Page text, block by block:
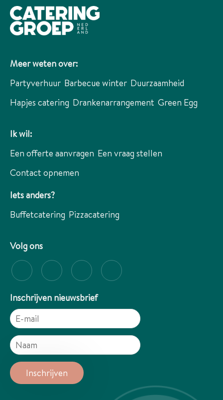
Meer weten over:
Partyverhuur Barbecue winter Duurzaamheid
Hapjes catering Drankenarrangement Green Egg
Ik wil:
Een offerte aanvragen Een vraag stellen
Contact opnemen
Iets anders?
Buffetcatering Pizzacatering
Volg ons
Inschrijven nieuwsbrief